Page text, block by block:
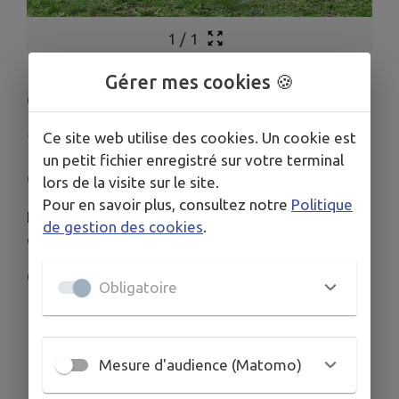
1 / 1
⚽️AS AYDOILLES
Publié le lundi 06 juillet 2026 - Aydoilles
⚽️AS AYDOILLES
Les inscriptions au club dès U7 (6 ans) sont
ouvertes !
Contact : Manu Breton 06 60 17 53 21
Gérer mes cookies 🍪
Ce site web utilise des cookies. Un cookie est
un petit fichier enregistré sur votre terminal
lors de la visite sur le site.
Pour en savoir plus, consultez notre Politique
de gestion des cookies
Obligatoire
Mesure d'audience (Matomo)